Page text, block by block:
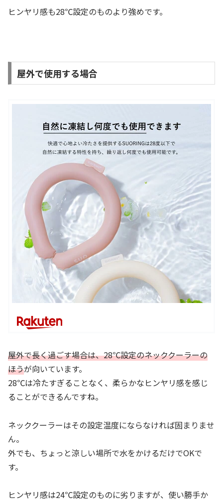
ヒンヤリ感も28℃設定のものより強めです。
屋外で使用する場合
屋外で長く過ごす場合は、28℃設定のネッククーラーの
ほうが向いています。
28℃は冷たすぎることなく、柔らかなヒンヤリ感を感じ
ることができるんですね。
ネッククーラーはその設定温度にならなければ固まりませ
ん。
外でも、ちょっと涼しい場所で水をかけるだけでOKで
す。
ヒンヤリ感は24℃設定のものに劣りますが、使い勝手か